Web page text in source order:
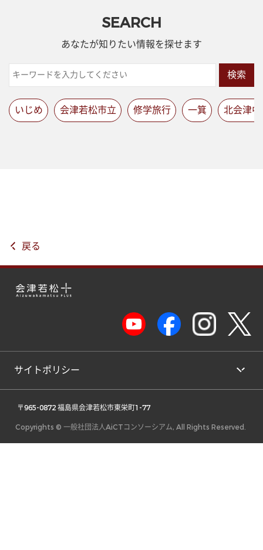
SEARCH
あなたが知りたい情報を探せます
検索
いじめ 会津若松市立 修学旅行 一箕 北会津中
戻る
サイトポリシー
〒965-0872 福島県会津若松市東栄町1-77
Copyrights © 一般社団法人AiCTコンソーシアム, All Rights Reserved.